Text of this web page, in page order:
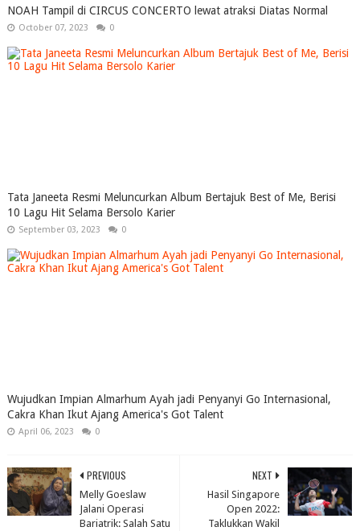
NOAH Tampil di CIRCUS CONCERTO lewat atraksi Diatas Normal
October 07, 2023 0
Tata Janeeta Resmi Meluncurkan Album Bertajuk Best of Me, Berisi
10 Lagu Hit Selama Bersolo Karier
September 03, 2023 0
Wujudkan Impian Almarhum Ayah jadi Penyanyi Go Internasional,
Cakra Khan Ikut Ajang America's Got Talent
April 06, 2023 0
NEXT
Hasil Singapore
Open 2022:
Taklukkan Wakil
PREVIOUS
Melly Goeslaw
Jalani Operasi
Bariatrik: Salah Satu